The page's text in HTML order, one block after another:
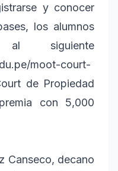
y conocer
los alumnos
al siguiente
moot-court-
de Propiedad
con 5,000
Canseco, decano